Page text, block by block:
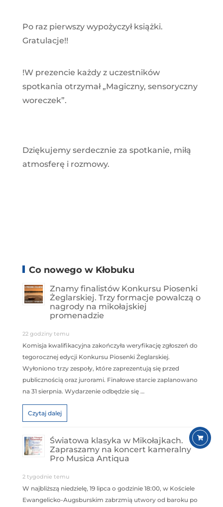
Po raz pierwszy wypożyczył książki.
Gratulacje!!
!W prezencie każdy z uczestników
spotkania otrzymał „Magiczny, sensoryczny
woreczek”.
Dziękujemy serdecznie za spotkanie, miłą
atmosferę i rozmowy.
Co nowego w Kłobuku
Znamy finalistów Konkursu Piosenki
Żeglarskiej. Trzy formacje powalczą o
nagrody na mikołajskiej
promenadzie
22 godziny temu
Komisja kwalifikacyjna zakończyła weryfikację zgłoszeń do
tegorocznej edycji Konkursu Piosenki Żeglarskiej.
Wyłoniono trzy zespoły, które zaprezentują się przed
publicznością oraz jurorami. Finałowe starcie zaplanowano
na 31 sierpnia. Wydarzenie odbędzie się …
Czytaj dalej
Światowa klasyka w Mikołajkach.
Zapraszamy na koncert kameralny
Pro Musica Antiqua
2 tygodnie temu
W najbliższą niedzielę, 19 lipca o godzinie 18:00, w Kościele
Ewangelicko-Augsburskim zabrzmią utwory od baroku po